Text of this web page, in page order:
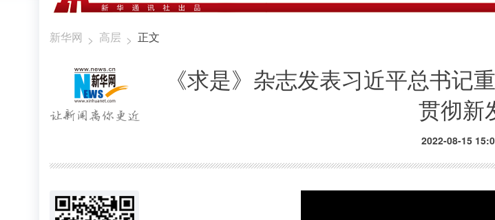
新华网 > 高层 > 正文
《求是》杂志发表习近平总书记
贯彻新
2022-08-15